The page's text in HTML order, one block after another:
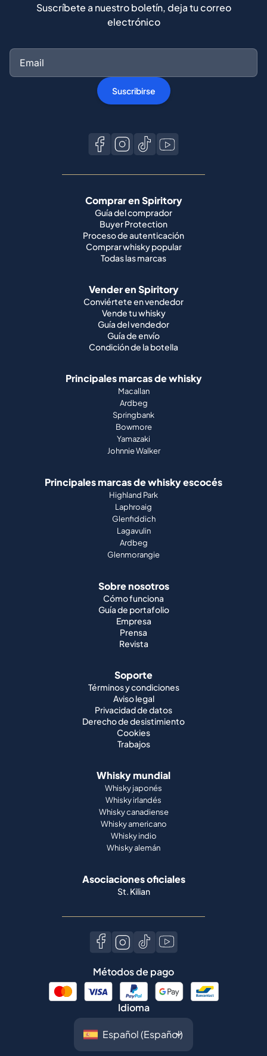
Suscríbete a nuestro boletín, deja tu correo
electrónico
Suscribirse
Comprar en Spiritory
Guía del comprador
Buyer Protection
Proceso de autenticación
Comprar whisky popular
Todas las marcas
Vender en Spiritory
Conviértete en vendedor
Vende tu whisky
Guía del vendedor
Guía de envío
Condición de la botella
Principales marcas de whisky
Macallan
Ardbeg
Springbank
Bowmore
Yamazaki
Johnnie Walker
Principales marcas de whisky escocés
Highland Park
Laphroaig
Glenfiddich
Lagavulin
Ardbeg
Glenmorangie
Sobre nosotros
Cómo funciona
Guía de portafolio
Empresa
Prensa
Revista
Soporte
Términos y condiciones
Aviso legal
Privacidad de datos
Derecho de desistimiento
Cookies
Trabajos
Whisky mundial
Whisky japonés
Whisky irlandés
Whisky canadiense
Whisky americano
Whisky indio
Whisky alemán
Asociaciones oficiales
St. Kilian
Métodos de pago
Idioma